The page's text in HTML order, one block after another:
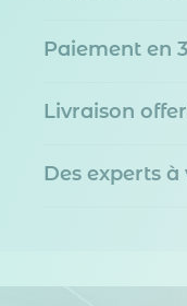
Paiement en
Livraison
Des experts